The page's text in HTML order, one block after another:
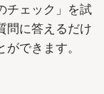
チェック」を試
問に答えるだけ
できます。